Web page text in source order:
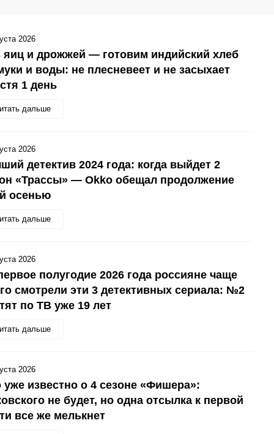
яиц и дрожжей — готовим индийский хлеб
и воды: не плесневеет и не засыхает
1 день
дальше
2026
детектив 2024 года: когда выйдет 2
«Трассы» — Okko обещал продолжение
осенью
дальше
2026
полугодие 2026 года россияне чаще
смотрели эти 3 детективных сериала: №2
по ТВ уже 19 лет
дальше
2026
уже известно о 4 сезоне «Фишера»:
не будет, но одна отсылка к первой
все же мелькнет
2026